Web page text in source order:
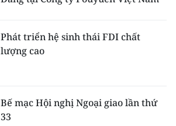
Phát triển hệ sinh thái FDI chất
lượng cao
Bế mạc Hội nghị Ngoại giao lần thứ
33